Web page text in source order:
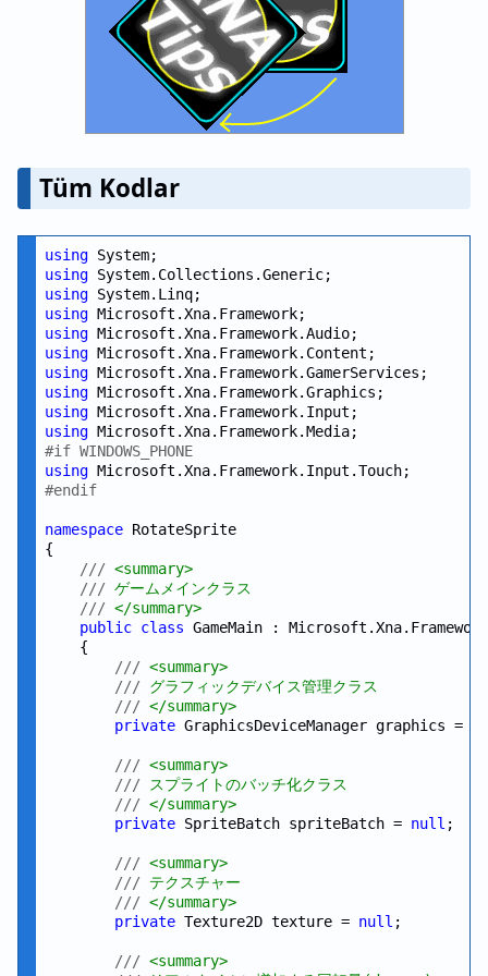
Tüm Kodlar
using
using
using
using
using
using
using
using
using
using
#if WINDOWS_PHONE
using
#endif
namespace RotateSprite
{
/// <summary>
/// ゲームメインクラス
/// </summary>
public class GameMain :
    {
/// <summary>
/// グラフィックデバイス管理クラス
/// </summary>
private GraphicsDeviceManager graphics =
/// <summary>
/// スプライトのバッチ化クラス
/// </summary>
private SpriteBatch spriteBatch = null ;
/// <summary>
/// テクスチャー
/// </summary>
private Texture2D texture = null ;
/// <summary>